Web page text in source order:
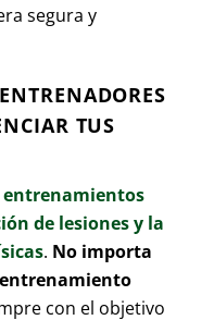
segura y
TUS
entrenamientos
de lesiones y la
. No importa
con el objetivo